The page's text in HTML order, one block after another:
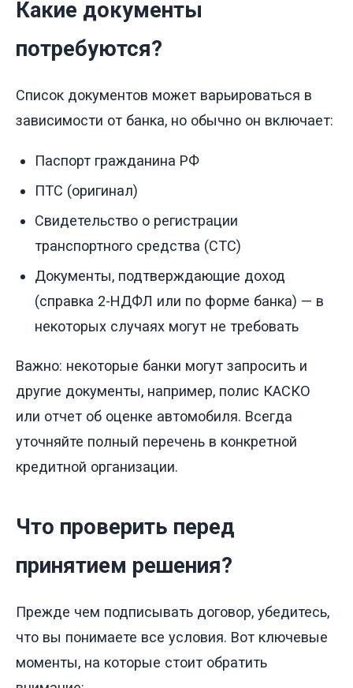
Какие документы
потребуются?
Список документов может варьироваться в
зависимости от банка, но обычно он включает:
Паспорт гражданина РФ
ПТС (оригинал)
Свидетельство о регистрации
транспортного средства (СТС)
Документы, подтверждающие доход
(справка 2-НДФЛ или по форме банка) — в
некоторых случаях могут не требовать
Важно: некоторые банки могут запросить и
другие документы, например, полис КАСКО
или отчет об оценке автомобиля. Всегда
уточняйте полный перечень в конкретной
кредитной организации.
Что проверить перед
принятием решения?
Прежде чем подписывать договор, убедитесь,
что вы понимаете все условия. Вот ключевые
моменты, на которые стоит обратить